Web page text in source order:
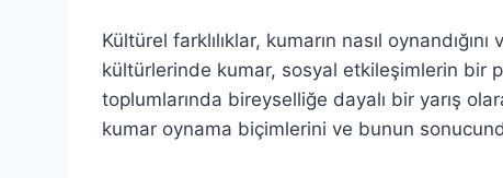
Kültürel farklılıklar, kumarın nasıl
kültürlerinde kumar, sosyal etkileşimlerin bir
toplumlarında bireyselliğe dayalı bir yarış
kumar oynama biçimlerini ve bunun